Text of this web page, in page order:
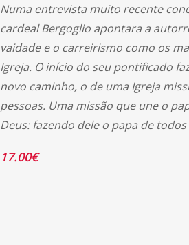
Numa entrevista muito recente
cardeal Bergoglio apontara a
vaidade e o carreirismo como os
Igreja. O início do seu pontificado
novo caminho, o de uma Igreja
pessoas. Uma missão que une o
Deus: fazendo dele o papa de todos
17.00€